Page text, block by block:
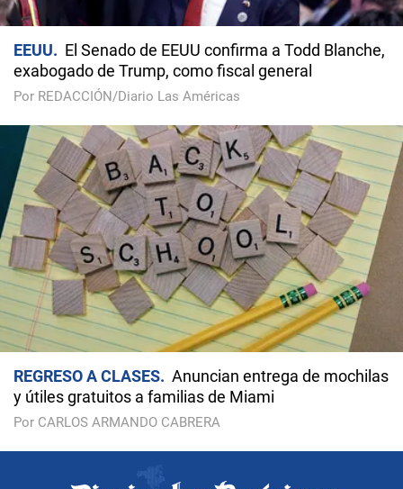
EEUU
El Senado de EEUU confirma a Todd Blanche,
exabogado de Trump, como fiscal general
Por REDACCIÓN/Diario Las Américas
REGRESO A CLASES
Anuncian entrega de mochilas
y útiles gratuitos a familias de Miami
Por CARLOS ARMANDO CABRERA